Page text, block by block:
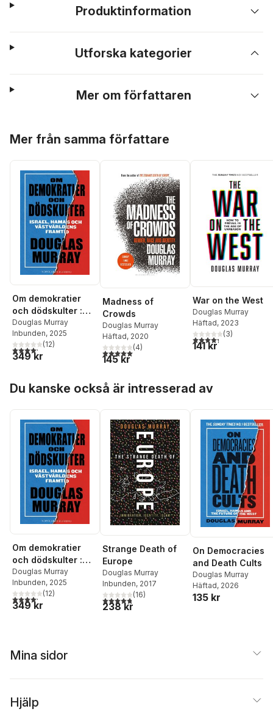
Produktinformation
Utforska kategorier
Mer om författaren
Mer från samma författare
Om demokratier
och dödskulter :
Israel, Hamas och
västvärldens
framtid
Douglas Murray
Inbunden, 2025
4,2utav 5 stjärnor. Totalt antal röster:
(12)
349 kr
Madness of
Crowds
Douglas Murray
Häftad, 2020
5,0utav 5 stjärnor. Totalt antal röster:
(4)
145 kr
War on the West
Douglas Murray
Häftad, 2023
4,3utav 5 stjärnor.
(3)
141 kr
Du kanske också är intresserad av
Om demokratier
och dödskulter :
Israel, Hamas och
västvärldens
framtid
Douglas Murray
Inbunden, 2025
4,2utav 5 stjärnor. Totalt antal röster:
(12)
349 kr
Strange Death of
Europe
Douglas Murray
Inbunden, 2017
4,8utav 5 stjärnor. Totalt antal röster:
(16)
238 kr
On Democracies
and Death Cults
Douglas Murray
Häftad, 2026
135 kr
Mina sidor
Hjälp